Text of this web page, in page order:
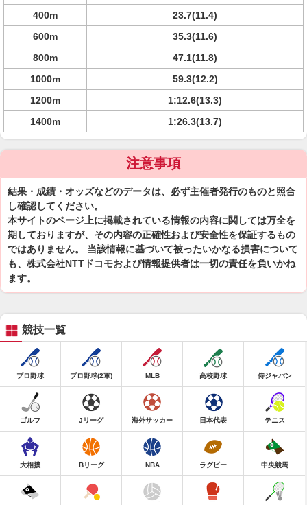
400m
23.7(11.4)
600m
35.3(11.6)
800m
47.1(11.8)
1000m
59.3(12.2)
1200m
1:12.6(13.3)
1400m
1:26.3(13.7)
注意事項
結果・成績・オッズなどのデータは、必ず主催者発行のものと照合
し確認してください。
本サイトのページ上に掲載されている情報の内容に関しては万全を
期しておりますが、その内容の正確性および安全性を保証するもの
ではありません。 当該情報に基づいて被ったいかなる損害について
も、株式会社NTTドコモおよび情報提供者は一切の責任を負いかね
ます。
競技一覧
プロ野球 プロ野球(2軍) MLB 高校野球 侍ジャパン
ゴルフ Jリーグ 海外サッカー 日本代表 テニス
大相撲 Bリーグ NBA ラグビー 中央競馬